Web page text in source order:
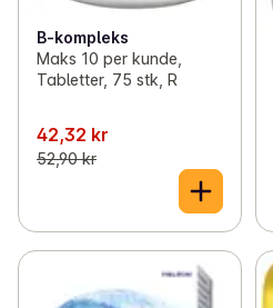
B-kompleks
Maks 10 per kunde,
Tabletter, 75 stk, R
42,32 kr
52,90 kr